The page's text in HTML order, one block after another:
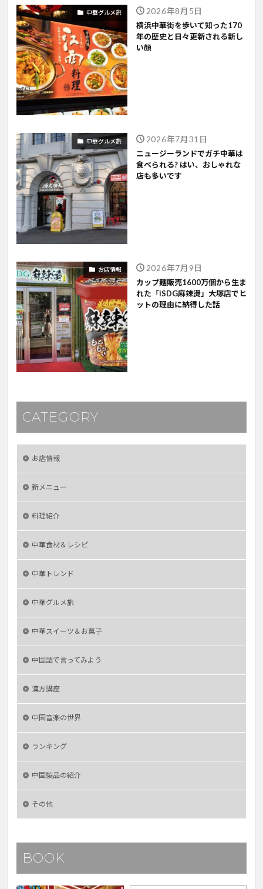
中華グルメ旅 2026年8月5日
横浜中華街を歩いて知った170
年の歴史と日々更新される新し
い顔
中華グルメ旅 2026年7月31日
ニュージーランドでガチ中華は
食べられる? はい、おしゃれな
店も多いです
お店情報 2026年7月9日
カップ麺販売1600万個から生ま
れた「iSDG麻辣燙」大塚店でヒ
ットの理由に納得した話
CATEGORY
お店情報
新メニュー
料理紹介
中華食材＆レシピ
中華トレンド
中華グルメ旅
中華スイーツ＆お菓子
中国語で言ってみよう
漢方講座
中国音楽の世界
ランキング
中国製品の紹介
その他
BOOK